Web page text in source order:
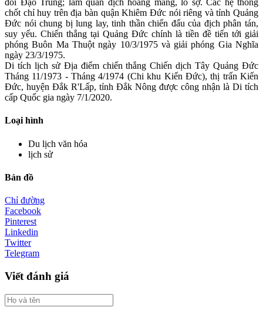
đồi Đạo Trung; làm quân địch hoang mang, lo sợ. Các hệ thống
chốt chỉ huy trên địa bàn quận Khiêm Đức nói riêng và tỉnh Quảng
Đức nói chung bị lung lay, tinh thần chiến đấu của địch phân tán,
suy yếu. Chiến thắng tại Quảng Đức chính là tiền đề tiến tới giải
phóng Buôn Ma Thuột ngày 10/3/1975 và giải phóng Gia Nghĩa
ngày 23/3/1975.
Di tích lịch sử Địa điểm chiến thắng Chiến dịch Tây Quảng Đức
Tháng 11/1973 - Tháng 4/1974 (Chi khu Kiến Đức), thị trấn Kiến
Đức, huyện Đắk R'Lấp, tỉnh Đắk Nông được công nhận là Di tích
cấp Quốc gia ngày 7/1/2020.
Loại hình
Du lịch văn hóa
lịch sử
Bản đồ
Chỉ đường
Facebook
Pinterest
Linkedin
Twitter
Telegram
Viết đánh giá